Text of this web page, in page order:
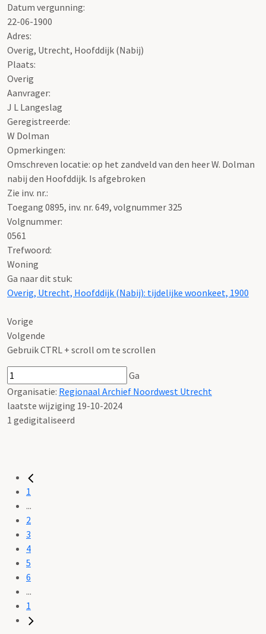
Datum vergunning:
22-06-1900
Adres:
Overig, Utrecht, Hoofddijk (Nabij)
Plaats:
Overig
Aanvrager:
J L Langeslag
Geregistreerde:
W Dolman
Opmerkingen:
Omschreven locatie: op het zandveld van den heer W. Dolman
nabij den Hoofddijk. Is afgebroken
Zie inv. nr.:
Toegang 0895, inv. nr. 649, volgnummer 325
Volgnummer:
0561
Trefwoord:
Woning
Ga naar dit stuk:
Overig, Utrecht, Hoofddijk (Nabij): tijdelijke woonkeet, 1900
Vorige
Volgende
Gebruik CTRL + scroll om te scrollen
Ga
Organisatie: Regionaal Archief Noordwest Utrecht
laatste wijziging 19-10-2024
1 gedigitaliseerd
1
...
2
3
4
5
6
...
1